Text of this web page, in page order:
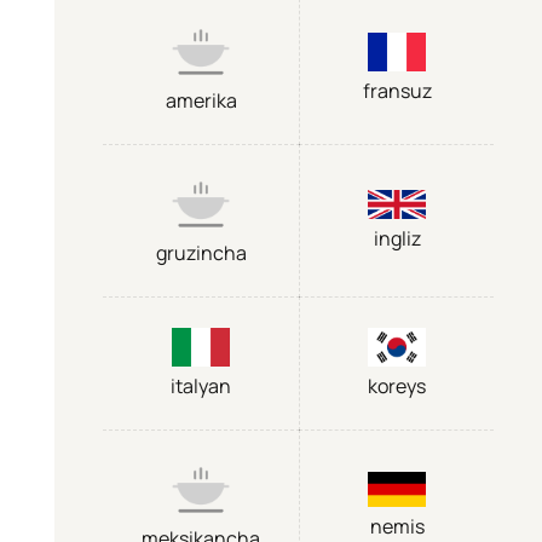
amerika fransuz
gruzincha
ingliz
italyan koreys
nemis